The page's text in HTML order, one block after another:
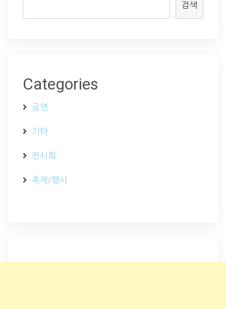
검색
Categories
공연
기타
전시회
축제/행사